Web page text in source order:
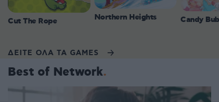
Cut The Rope Northern Heights Candy
ΔΕΙΤΕ ΟΛΑ ΤΑ GAMES
Best of Network